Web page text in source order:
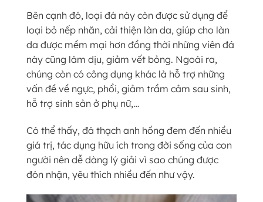
Bên cạnh đó, loại đá này còn được sử dụng để
loại bỏ nếp nhăn, cải thiện làn da, giúp cho làn
da được mềm mại hơn đồng thời những viên đá
này cũng làm dịu, giảm vết bỏng. Ngoài ra,
chúng còn có công dụng khác là hỗ trợ những
vấn đề về ngực, phổi, giảm trầm cảm sau sinh,
hỗ trợ sinh sản ở phụ nữ,…
Có thể thấy, đá thạch anh hồng đem đến nhiều
giá trị, tác dụng hữu ích trong đời sống của con
người nên dễ dàng lý giải vì sao chúng được
đón nhận, yêu thích nhiều đến như vậy.